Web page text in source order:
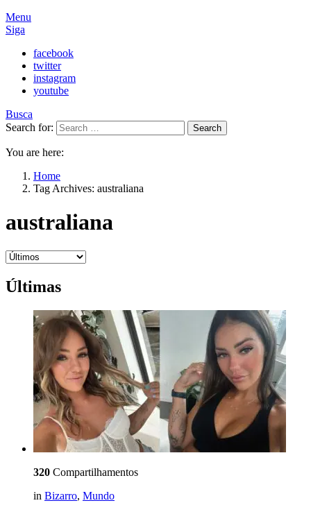
Menu
Siga
facebook
twitter
instagram
youtube
Busca
Search for:
Search
You are here:
Home
Tag Archives: australiana
australiana
Últimas
320 Compartilhamentos
in Bizarro, Mundo